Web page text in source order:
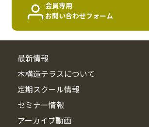
最新情報
木構造テラスについて
定期スクール情報
セミナー情報
アーカイブ動画
会員専用
お問い合わせフォーム